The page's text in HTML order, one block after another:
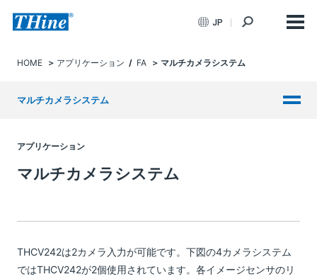
JP
HOME アプリケーション / FA マルチカメラシステム
マルチカメラシステム
アプリケーション
マルチカメラシステム
THCV242は2カメラ入力が可能です。下図の4カメラシステム
ではTHCV242が2個使用されています。各イメージセンサのリ